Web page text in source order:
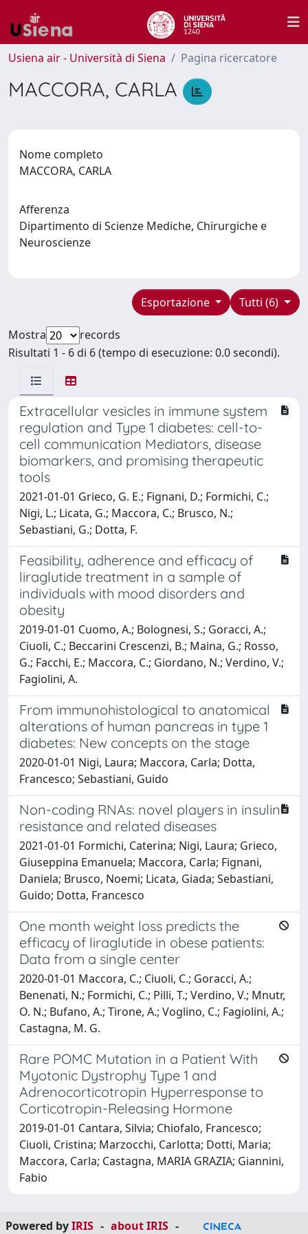
Usiena air - Università di Siena Pagina ricercatore
MACCORA, CARLA
Nome completo
MACCORA, CARLA
Afferenza
Dipartimento di Scienze Mediche, Chirurgiche e
Neuroscienze
Tutti (6)
Esportazione
Mostra
records
Risultati 1 - 6 di 6 (tempo di esecuzione: 0.0 secondi).
Extracellular vesicles in immune system
regulation and Type 1 diabetes: cell-to-
cell communication Mediators, disease
biomarkers, and promising therapeutic
tools
2021-01-01 Grieco, G. E.; Fignani, D.; Formichi, C.;
Nigi, L.; Licata, G.; Maccora, C.; Brusco, N.;
Sebastiani, G.; Dotta, F.
Feasibility, adherence and efficacy of
liraglutide treatment in a sample of
individuals with mood disorders and
obesity
2019-01-01 Cuomo, A.; Bolognesi, S.; Goracci, A.;
Ciuoli, C.; Beccarini Crescenzi, B.; Maina, G.; Rosso,
G.; Facchi, E.; Maccora, C.; Giordano, N.; Verdino, V.;
Fagiolini, A.
From immunohistological to anatomical
alterations of human pancreas in type 1
diabetes: New concepts on the stage
2020-01-01 Nigi, Laura; Maccora, Carla; Dotta,
Francesco; Sebastiani, Guido
Non-coding RNAs: novel players in insulin
resistance and related diseases
2021-01-01 Formichi, Caterina; Nigi, Laura; Grieco,
Giuseppina Emanuela; Maccora, Carla; Fignani,
Daniela; Brusco, Noemi; Licata, Giada; Sebastiani,
Guido; Dotta, Francesco
One month weight loss predicts the
efficacy of liraglutide in obese patients:
Data from a single center
2020-01-01 Maccora, C.; Ciuoli, C.; Goracci, A.;
Benenati, N.; Formichi, C.; Pilli, T.; Verdino, V.; Mnutr,
O. N.; Bufano, A.; Tirone, A.; Voglino, C.; Fagiolini, A.;
Castagna, M. G.
Rare POMC Mutation in a Patient With
Myotonic Dystrophy Type 1 and
Adrenocorticotropin Hyperresponse to
Corticotropin-Releasing Hormone
2019-01-01 Cantara, Silvia; Chiofalo, Francesco;
Ciuoli, Cristina; Marzocchi, Carlotta; Dotti, Maria;
Maccora, Carla; Castagna, MARIA GRAZIA; Giannini,
Fabio
Powered byIRIS - about IRIS -